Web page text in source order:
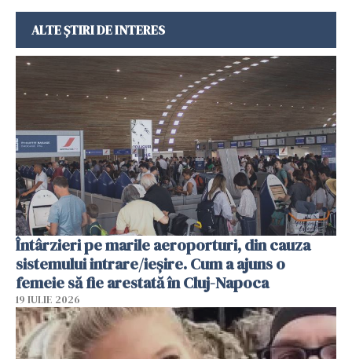
ALTE ȘTIRI DE INTERES
Întârzieri pe marile aeroporturi, din cauza
sistemului intrare/ieșire. Cum a ajuns o
femeie să fie arestată în Cluj-Napoca
19 IULIE 2026